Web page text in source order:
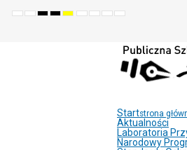
Default
NightHighHighHighSetSetMake
Set
Startstrona
Aktualności
Laboratoria
Narodowy